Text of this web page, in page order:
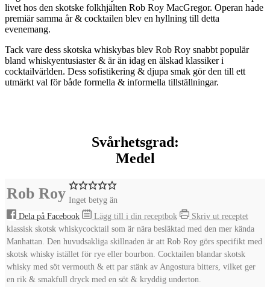
livet hos den skotske folkhjälten Rob Roy MacGregor. Operan hade
premiär samma år & cocktailen blev en hyllning till detta
evenemang.
Tack vare dess skotska whiskybas blev Rob Roy snabbt populär
bland whiskyentusiaster & är än idag en älskad klassiker i
cocktailvärlden. Dess sofistikering & djupa smak gör den till ett
utmärkt val för både formella & informella tillställningar.
Svårhetsgrad:
Medel
Rob Roy Inget betyg än
Dela på Facebook
Lägg till i din receptbok
Skriv ut receptet
klassisk skotsk whiskycocktail som är nära besläktad med den mer kända
Manhattan. Den huvudsakliga skillnaden är att Rob Roy görs specifikt med
skotsk whisky istället för rye eller bourbon. Cocktailen blandar skotsk
whisky med söt vermouth & ett par stänk av Angostura bitters, vilket ger
en rik & smakfull dryck med en söt & kryddig underton.